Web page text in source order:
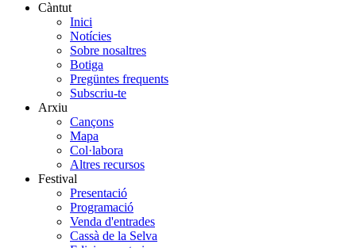
Càntut
Inici
Notícies
Sobre nosaltres
Botiga
Pregüntes frequents
Subscriu-te
Arxiu
Cançons
Mapa
Col·labora
Altres recursos
Festival
Presentació
Programació
Venda d'entrades
Cassà de la Selva